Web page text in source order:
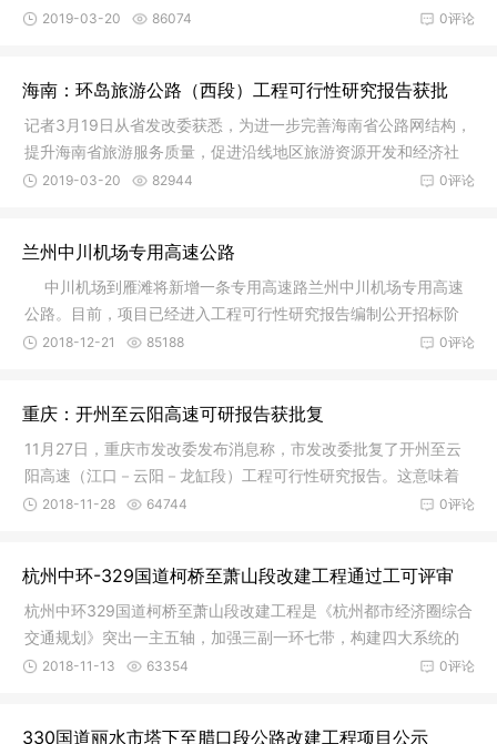
意设计单
0评论
2019-03-20 86074
海南：环岛旅游公路（西段）工程可行性研究报告获批
记者3月19日从省发改委获悉，为进一步完善海南省公路网结构，
提升海南省旅游服务质量，促进沿线地区旅游资源开发和经济社
会发展
0评论
2019-03-20 82944
兰州中川机场专用高速公路
中川机场到雁滩将新增一条专用高速路兰州中川机场专用高速
公路。目前，项目已经进入工程可行性研究报告编制公开招标阶
段。据悉
0评论
2018-12-21 85188
重庆：开州至云阳高速可研报告获批复
11月27日，重庆市发改委发布消息称，市发改委批复了开州至云
阳高速（江口－云阳－龙缸段）工程可行性研究报告。这意味着
渝东北将
0评论
2018-11-28 64744
杭州中环-329国道柯桥至萧山段改建工程通过工可评审
杭州中环329国道柯桥至萧山段改建工程是《杭州都市经济圈综合
交通规划》突出一主五轴，加强三副一环七带，构建四大系统的
交通规
0评论
2018-11-13 63354
330国道丽水市塔下至腊口段公路改建工程项目公示